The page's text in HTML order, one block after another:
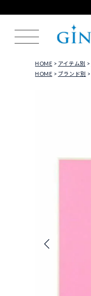
HOME アイテム別
HOME
ブランド別